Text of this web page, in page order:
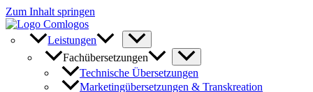
Zum Inhalt springen
Leistungen
Fachübersetzungen
Technische Übersetzungen
Marketingübersetzungen & Transkreation